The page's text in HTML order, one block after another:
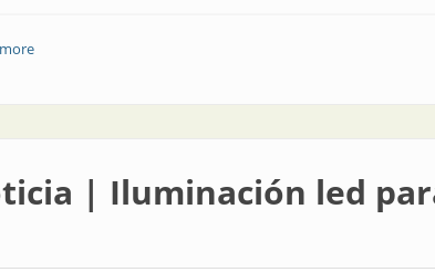
about Obra | Tecnología y diseño para el corazón del oeste
| Iluminación led